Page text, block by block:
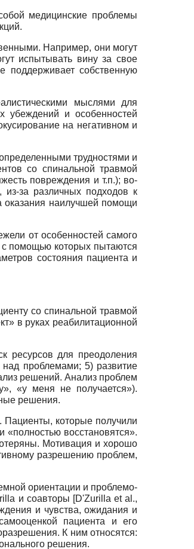
медицинские проблемы
Например, они могут
испытывать вину за свое
поддерживает собственную
мыслями для
убеждений и особенностей
на негативном и
трудностями и
со спинальной травмой
повреждения и т.п.); во-
из-за различных подходов к
оказания наилучшей помощи
от особенностей самого
помощью которых пытаются
состояния пациента и
со спинальной травмой
в руках реабилитационной
ресурсов для преодоления
проблемами; 5) развитие
решений. Анализ проблем
«у меня не получается»).
решения.
Пациенты, которые получили
восстановятся».
Мотивация и хорошо
разрешению проблем,
ориентации и проблемо-
и соавторы [D'Zurilla et al.,
и чувства, ожидания и
пациента и его
К ним относятся:
решения.